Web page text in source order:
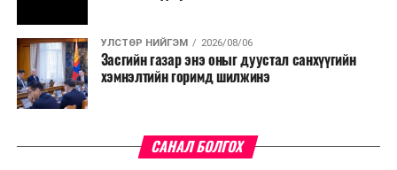
УЛСТӨР НИЙГЭМ 2026/08/06
Засгийн газар энэ оныг дуустал санхүүгийн
хэмнэлтийн горимд шилжинэ
САНАЛ БОЛГОХ